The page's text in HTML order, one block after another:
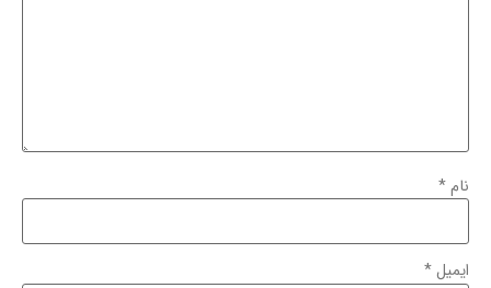
نام*
ایمیل*